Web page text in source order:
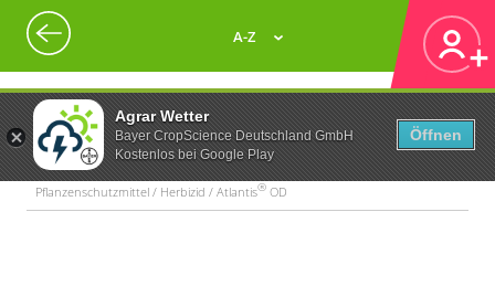
Agrar Wetter
Bayer CropScience Deutschland GmbH
Kostenlos bei Google Play
Öffnen
A-Z
Pflanzenschutzmittel / Herbizid / Atlantis® OD